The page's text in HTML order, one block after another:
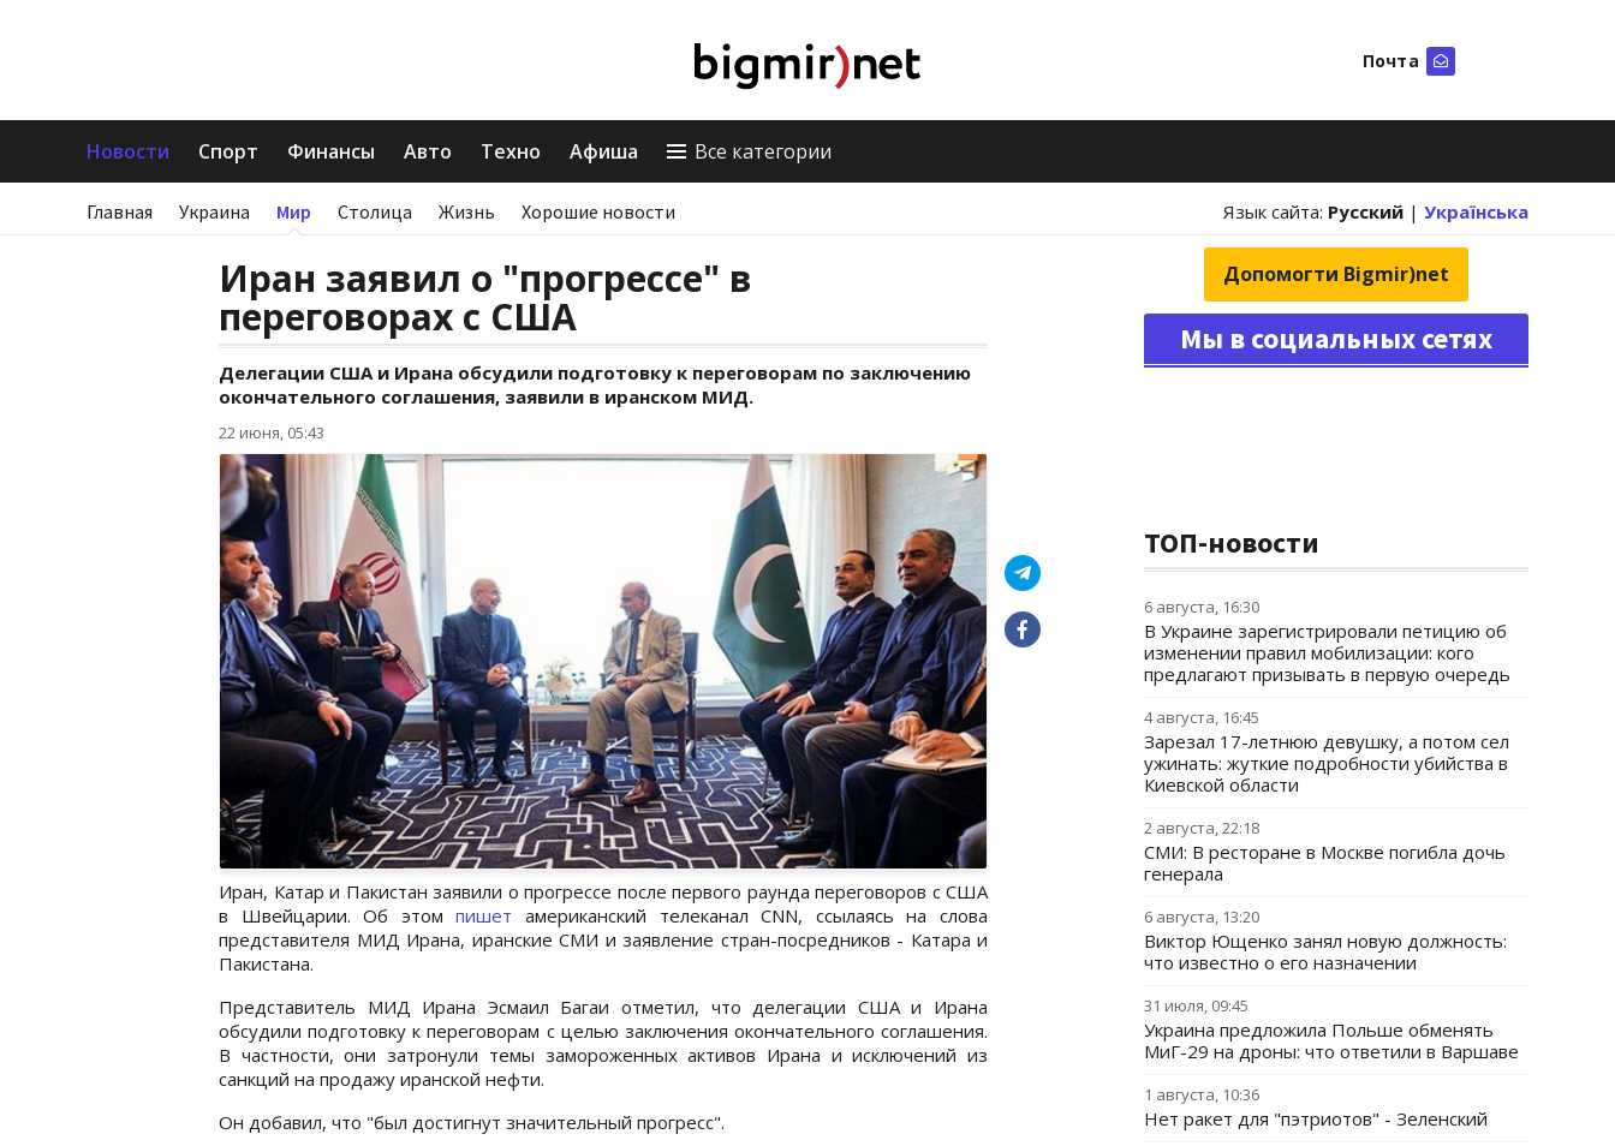
Почта
Новости Спорт Финансы Авто Техно Афиша Все категории
Главная Украина Мир Столица Жизнь Хорошие новости Язык сайта: Русский | Українська
Иран заявил о "прогрессе" в
переговорах с США
Делегации США и Ирана обсудили подготовку к переговорам по заключению
окончательного соглашения, заявили в иранском МИД.
22 июня, 05:43
Иран, Катар и Пакистан заявили о прогрессе после первого раунда переговоров с США
в Швейцарии. Об этомпишет американский телеканал CNN, ссылаясь на слова
представителя МИД Ирана, иранские СМИ и заявление стран-посредников - Катара и
Пакистана.
Представитель МИД Ирана Эсмаил Багаи отметил, что делегации США и Ирана
обсудили подготовку к переговорам с целью заключения окончательного соглашения.
В частности, они затронули темы замороженных активов Ирана и исключений из
санкций на продажу иранской нефти.
Он добавил, что "был достигнут значительный прогресс".
Допомогти Bigmir)net
Мы в социальных сетях
ТОП-новости
6 августа, 16:30
В Украине зарегистрировали петицию об
изменении правил мобилизации: кого
предлагают призывать в первую очередь
4 августа, 16:45
Зарезал 17-летнюю девушку, а потом сел
ужинать: жуткие подробности убийства в
Киевской области
2 августа, 22:18
СМИ: В ресторане в Москве погибла дочь
генерала
6 августа, 13:20
Виктор Ющенко занял новую должность:
что известно о его назначении
31 июля, 09:45
Украина предложила Польше обменять
МиГ-29 на дроны: что ответили в Варшаве
1 августа, 10:36
Нет ракет для "пэтриотов" - Зеленский